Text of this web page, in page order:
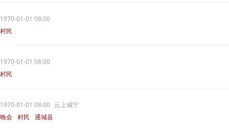
1970-01-01 08:00
村民
1970-01-01 08:00
村民
1970-01-01 08:00 云上咸宁
晚会 村民 通城县